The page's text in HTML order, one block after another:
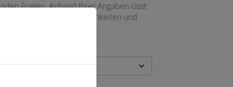
Fragen. Anhand Ihrer Angaben lässt
Effizienz, Fördermöglichkeiten und